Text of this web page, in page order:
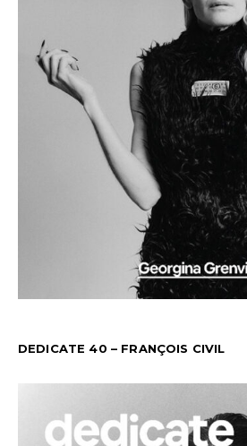
DEDICATE 40 – FRANÇOIS CIVIL